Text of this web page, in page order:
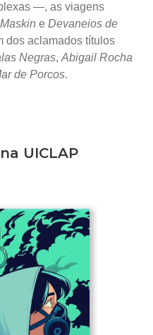
—, as viagens
e Devaneios de
dos aclamados títulos
Negras, Abigail Rocha
de Porcos.
UICLAP